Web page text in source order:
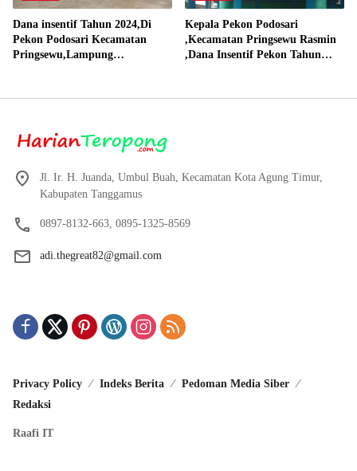
Dana insentif Tahun 2024,Di
Pekon Podosari Kecamatan
Pringsewu,Lampung
Kepala Pekon Podosari
,Kecamatan Pringsewu Rasmin
,Dana Insentif Pekon Tahun
Jl. Ir. H. Juanda, Umbul Buah, Kecamatan Kota Agung Timur,
Kabupaten Tanggamus
0897-8132-663, 0895-1325-8569
adi.thegreat82@gmail.com
Privacy Policy Indeks Berita
Pedoman Media Siber
Redaksi
Raafi IT